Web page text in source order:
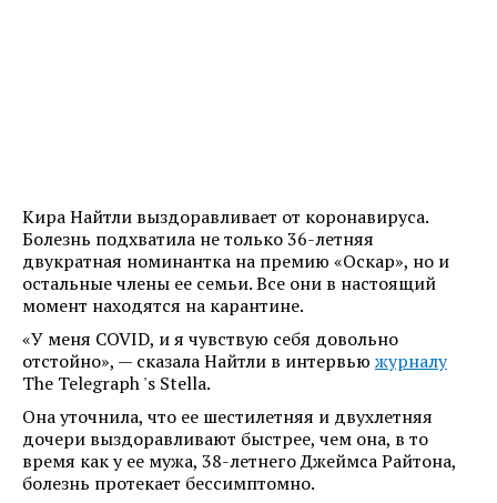
Кира Найтли выздоравливает от коронавируса.
Болезнь подхватила не только 36-летняя
двукратная номинантка на премию «Оскар», но и
остальные члены ее семьи. Все они в настоящий
момент находятся на карантине.
«У меня COVID, и я чувствую себя довольно
отстойно», — сказала Найтли в интервью журналу
The Telegraph 's Stella.
Она уточнила, что ее шестилетняя и двухлетняя
дочери выздоравливают быстрее, чем она, в то
время как у ее мужа, 38-летнего Джеймса Райтона,
болезнь протекает бессимптомно.